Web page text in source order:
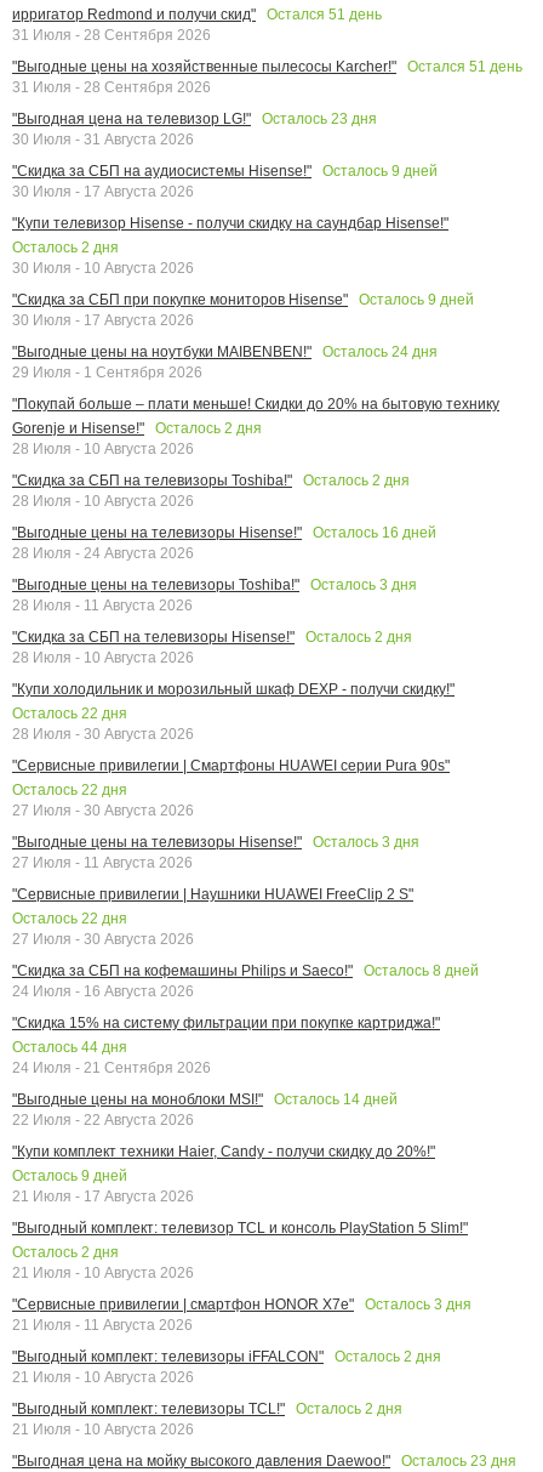
ирригатор Redmond и получи скид"
Остался 51 день
31 Июля - 28 Сентября 2026
"Выгодные цены на хозяйственные пылесосы Karcher!"
Остался 51 день
31 Июля - 28 Сентября 2026
"Выгодная цена на телевизор LG!"
Осталось 23 дня
30 Июля - 31 Августа 2026
"Скидка за СБП на аудиосистемы Hisense!"
Осталось 9 дней
30 Июля - 17 Августа 2026
"Купи телевизор Hisense - получи скидку на саундбар Hisense!"
Осталось 2 дня
30 Июля - 10 Августа 2026
"Скидка за СБП при покупке мониторов Hisense"
Осталось 9 дней
30 Июля - 17 Августа 2026
"Выгодные цены на ноутбуки MAIBENBEN!"
Осталось 24 дня
29 Июля - 1 Сентября 2026
"Покупай больше – плати меньше! Скидки до 20% на бытовую технику
Gorenje и Hisense!"
Осталось 2 дня
28 Июля - 10 Августа 2026
"Скидка за СБП на телевизоры Toshiba!"
Осталось 2 дня
28 Июля - 10 Августа 2026
"Выгодные цены на телевизоры Hisense!"
Осталось 16 дней
28 Июля - 24 Августа 2026
"Выгодные цены на телевизоры Toshiba!"
Осталось 3 дня
28 Июля - 11 Августа 2026
"Скидка за СБП на телевизоры Hisense!"
Осталось 2 дня
28 Июля - 10 Августа 2026
"Купи холодильник и морозильный шкаф DEXP - получи скидку!"
Осталось 22 дня
28 Июля - 30 Августа 2026
"Сервисные привилегии | Смартфоны HUAWEI серии Pura 90s"
Осталось 22 дня
27 Июля - 30 Августа 2026
"Выгодные цены на телевизоры Hisense!"
Осталось 3 дня
27 Июля - 11 Августа 2026
"Сервисные привилегии | Наушники HUAWEI FreeClip 2 S"
Осталось 22 дня
27 Июля - 30 Августа 2026
"Скидка за СБП на кофемашины Philips и Saeco!"
Осталось 8 дней
24 Июля - 16 Августа 2026
"Скидка 15% на систему фильтрации при покупке картриджа!"
Осталось 44 дня
24 Июля - 21 Сентября 2026
"Выгодные цены на моноблоки MSI!"
Осталось 14 дней
22 Июля - 22 Августа 2026
"Купи комплект техники Haier, Candy - получи скидку до 20%!"
Осталось 9 дней
21 Июля - 17 Августа 2026
"Выгодный комплект: телевизор TCL и консоль PlayStation 5 Slim!"
Осталось 2 дня
21 Июля - 10 Августа 2026
"Сервисные привилегии | смартфон HONOR X7e"
Осталось 3 дня
21 Июля - 11 Августа 2026
"Выгодный комплект: телевизоры iFFALCON"
Осталось 2 дня
21 Июля - 10 Августа 2026
"Выгодный комплект: телевизоры TCL!"
Осталось 2 дня
21 Июля - 10 Августа 2026
"Выгодная цена на мойку высокого давления Daewoo!"
Осталось 23 дня